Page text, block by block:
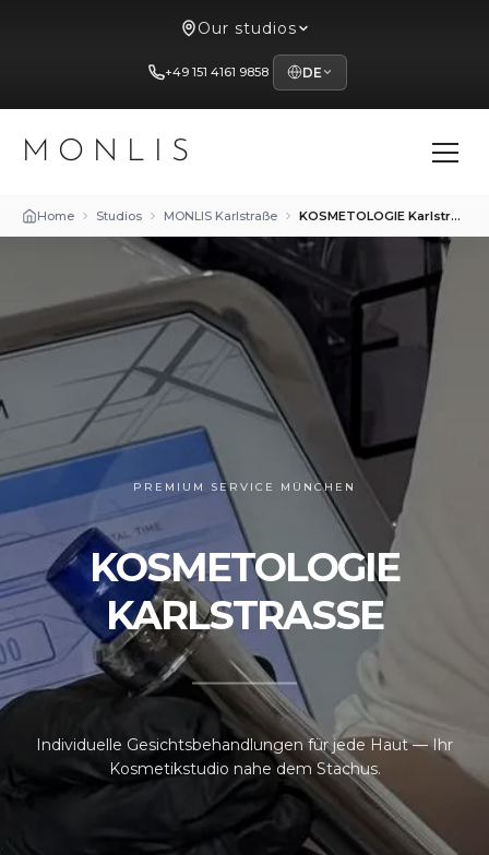
Our studios
+49 151 4161 9858 DE
MONLIS
Home Studios MONLIS Karlstraße KOSMETOLOGIE Karlstraße
PREMIUM SERVICE MÜNCHEN
KOSMETOLOGIE
KARLSTRASSE
Individuelle Gesichtsbehandlungen für jede Haut — Ihr
Kosmetikstudio nahe dem Stachus.